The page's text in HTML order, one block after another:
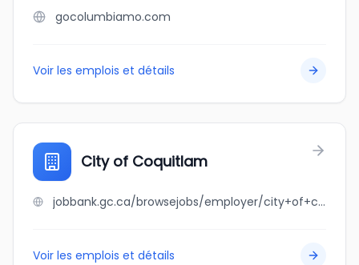
gocolumbiamo.com
Voir les emplois et détails
City of Coquitlam
jobbank.gc.ca/browsejobs/employer/city+of+coquitlam/ca
Voir les emplois et détails